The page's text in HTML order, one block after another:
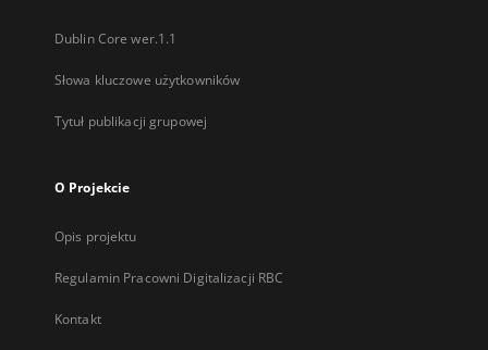
Dublin Core wer.1.1
Słowa kluczowe użytkowników
Tytuł publikacji grupowej
O Projekcie
Opis projektu
Regulamin Pracowni Digitalizacji RBC
Kontakt